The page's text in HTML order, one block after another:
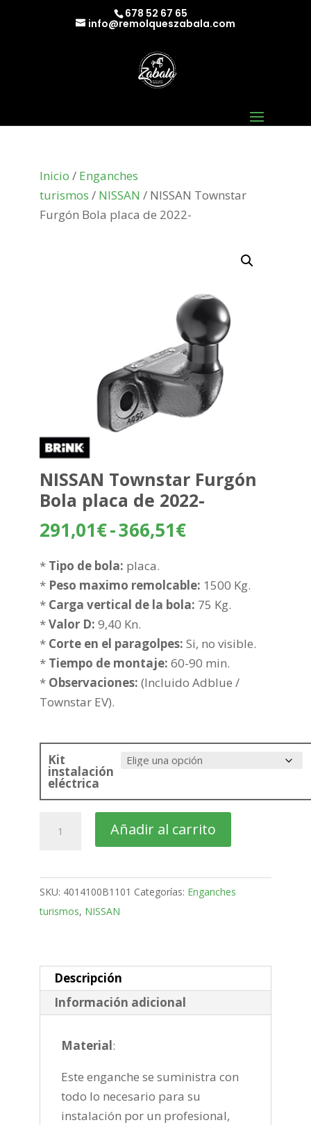
678 52 67 65
info@remolqueszabala.com
Inicio / Enganches
turismos / NISSAN / NISSAN Townstar
Furgón Bola placa de 2022-
NISSAN Townstar Furgón
Bola placa de 2022-
291,01€-366,51€Rango
desde
291,01€
366,51€
* Tipo de bola: placa.
* Peso maximo remolcable: 1500 Kg.
* Carga vertical de la bola: 75 Kg.
*Valor D: 9,40 Kn.
* Corte en el paragolpes: Si, no visible.
* Tiempo de montaje: 60-90 min.
* Observaciones: (Incluido Adblue /
Townstar EV).
Kit
instalación
eléctrica
Townstar
Bola
placa
de
Añadir al carrito
SKU: 4014100B1101 Categorías: Enganches
turismos, NISSAN
Descripción
Información adicional
Material:
Este enganche se suministra con
todo lo necesario para su
instalación por un profesional,